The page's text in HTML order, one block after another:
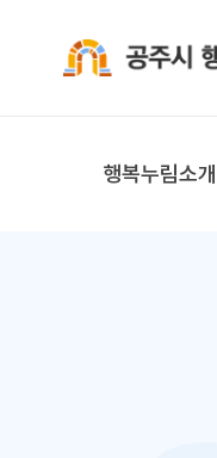
행복누림소개